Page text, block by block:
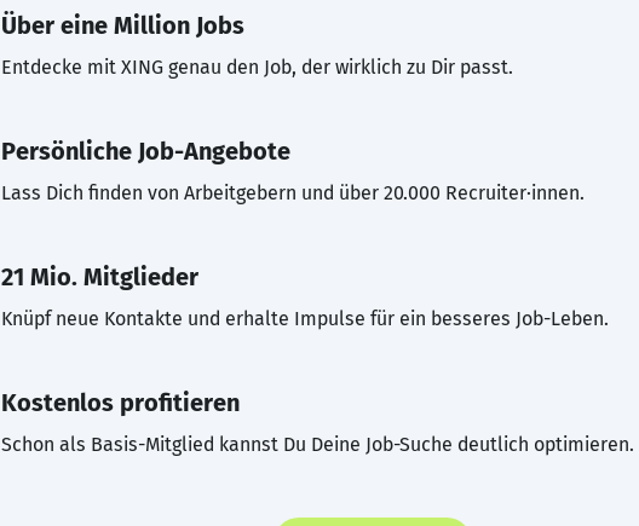
Über eine Million Jobs
Entdecke mit XING genau den Job, der wirklich zu Dir passt.
Persönliche Job-Angebote
Lass Dich finden von Arbeitgebern und über 20.000 Recruiter·innen.
21 Mio. Mitglieder
Knüpf neue Kontakte und erhalte Impulse für ein besseres Job-Leben.
Kostenlos profitieren
Schon als Basis-Mitglied kannst Du Deine Job-Suche deutlich optimieren.